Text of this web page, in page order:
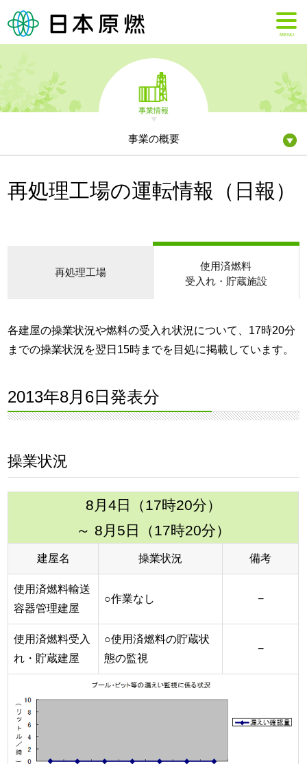
MENU
事業情報
事業の概要
再処理工場の運転情報（日報）
再処理工場
使用済燃料
受入れ・貯蔵施設
各建屋の操業状況や燃料の受入れ状況について、17時20分
までの操業状況を翌日15時までを目処に掲載しています。
2013年8月6日発表分
操業状況
8月4日（17時20分）
～ 8月5日（17時20分）
建屋名 操業状況 備考
使用済燃料輸送
容器管理建屋
○作業なし −
使用済燃料受入
れ・貯蔵建屋
○使用済燃料の貯蔵状
態の監視
−